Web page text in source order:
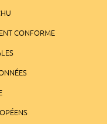
CONFORME